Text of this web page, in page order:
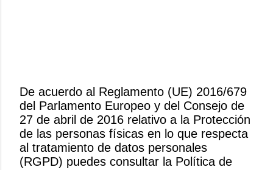
P
u
b
l
i
De acuerdo al Reglamento (UE) 2016/679
del Parlamento Europeo y del Consejo de
27 de abril de 2016 relativo a la Protección
de las personas físicas en lo que respecta
al tratamiento de datos personales
(RGPD) puedes consultar la Política de